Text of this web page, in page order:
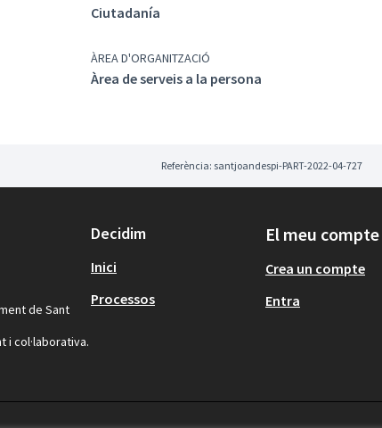
Ciutadanía
ÀREA D'ORGANITZACIÓ
Àrea de serveis a la persona
Referència: santjoandespi-PART-2022-04-727
de Sant
i col·laborativa.
Decidim
Inici
Processos
El meu compte
Crea un compte
Entra